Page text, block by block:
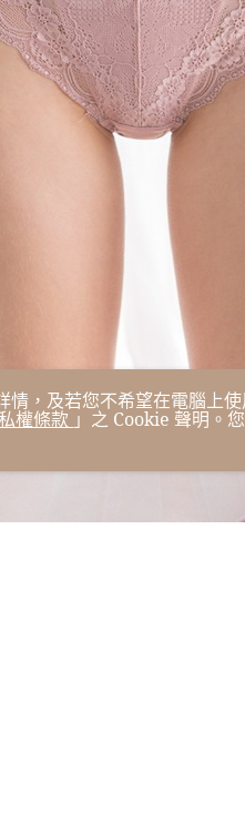
離島宅配
每筆NT$100
貨到付款
每筆NT$110
國際配送
，及若您不希望在電腦上使
權條款 」之 Cookie 聲明。